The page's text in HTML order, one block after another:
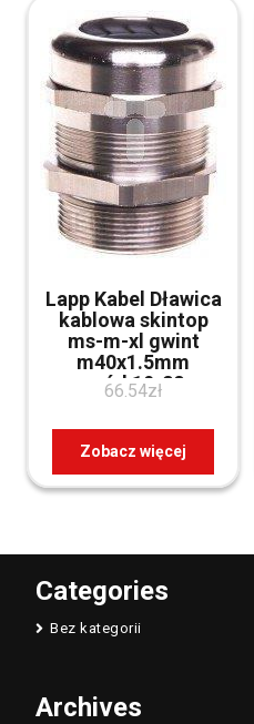
Lapp Kabel Dławica
kablowa skintop
ms-m-xl gwint
m40x1.5mm
przewód 19-28mm
IP68 mosiądz
niklowany 53112055
66.54zł
Zobacz więcej
Categories
Bez kategorii
Archives